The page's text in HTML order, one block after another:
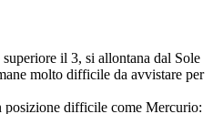
il 3, si allontana dal Sole
molto difficile da avvistare per
difficile come Mercurio: